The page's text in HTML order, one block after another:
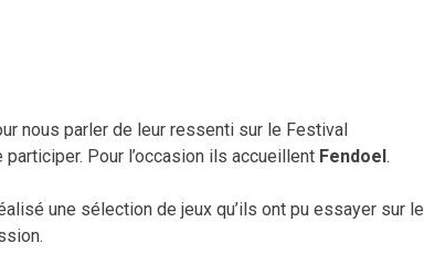
nous parler de leur ressenti sur le Festival
Pour l’occasion ils accueillent Fendoel.
une sélection de jeux qu’ils ont pu essayer sur le